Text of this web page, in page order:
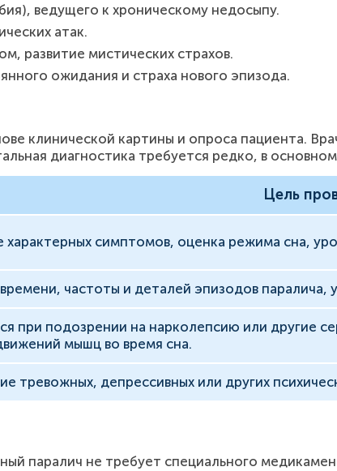
ведущего к хроническому недосыпу.
атак.
развитие мистических страхов.
ожидания и страха нового эпизода.
клинической картины и опроса пациента.
диагностика требуется редко, в
Цель
характерных симптомов, оценка режима сна,
частоты и деталей эпизодов паралича,
при подозрении на нарколепсию или другие
мышц во время сна.
тревожных, депрессивных или других
паралич не требует специального